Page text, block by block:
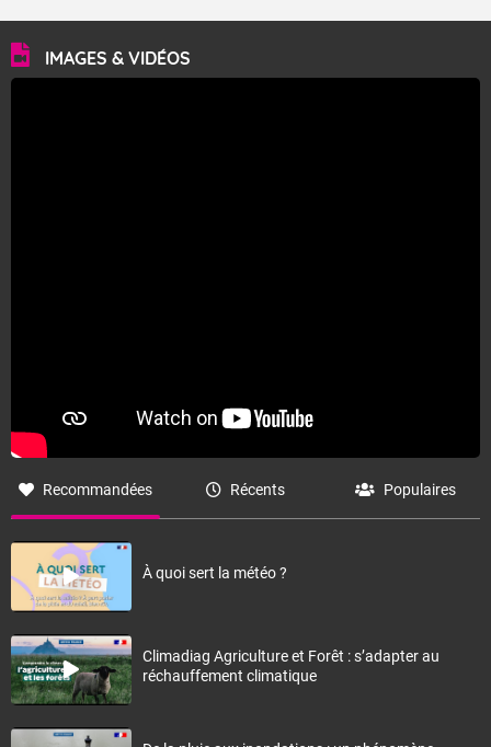
IMAGES & VIDÉOS
Recommandées Récents Populaires
À quoi sert la météo ?
Climadiag Agriculture et Forêt : s’adapter au
réchauffement climatique